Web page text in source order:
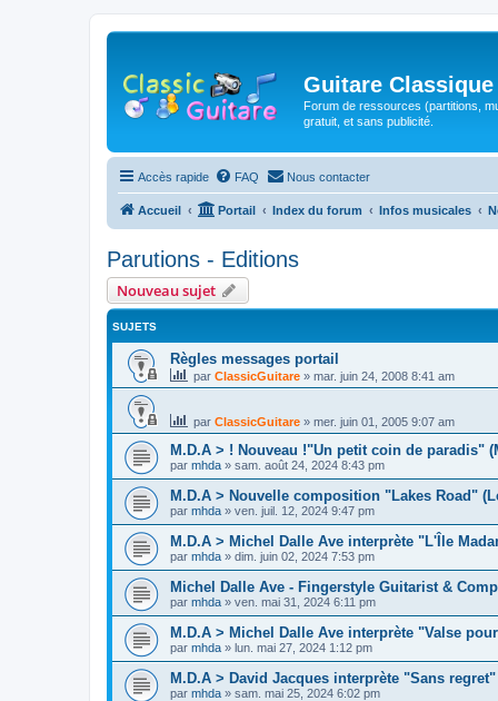
Guitare Classique
Forum de ressources (partitions,
gratuit, et sans publicité.
Accès rapide FAQ Nous contacter
Accueil Portail Index du forum Infos musicales
Parutions - Editions
Nouveau sujet
SUJETS
Règles messages portail
par ClassicGuitare » mar. juin 24, 2008 8:41 am
par ClassicGuitare » mer. juin 01, 2005 9:07 am
M.D.A > ! Nouveau !"Un petit coin de paradis"
par mhda » sam. août 24, 2024 8:43 pm
M.D.A > Nouvelle composition "Lakes Road"
par mhda » ven. juil. 12, 2024 9:47 pm
M.D.A > Michel Dalle Ave interprète "L'Île
par mhda » dim. juin 02, 2024 7:53 pm
Michel Dalle Ave - Fingerstyle Guitarist &
par mhda » ven. mai 31, 2024 6:11 pm
M.D.A > Michel Dalle Ave interprète "Valse
par mhda » lun. mai 27, 2024 1:12 pm
M.D.A > David Jacques interprète "Sans
par mhda » sam. mai 25, 2024 6:02 pm